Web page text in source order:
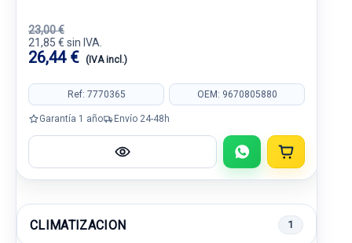
23,00 €
21,85 € sin IVA.
26,44 € (IVA incl.)
Ref: 7770365 OEM: 9670805880
Garantía 1 año Envío 24-48h
CLIMATIZACION 1